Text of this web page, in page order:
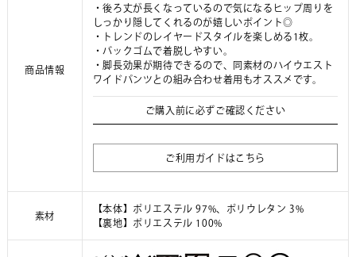
商品情報
・後ろ丈が長くなっているので気になるヒップ周りを
しっかり隠してくれるのが嬉しいポイント◎
・トレンドのレイヤードスタイルを楽しめる1枚。
・バックゴムで着脱しやすい。
・脚長効果が期待できるので、同素材のハイウエスト
ワイドパンツとの組み合わせ着用もオススメです。
ご購入前に必ずご確認ください
ご利用ガイドはこちら
素材
【本体】ポリエステル 97%、ポリウレタン 3%
【裏地】ポリエステル 100%